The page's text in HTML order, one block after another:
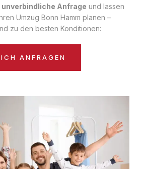
unverbindliche Anfrage und lassen
Umzug Bonn Hamm planen –
zu den besten Konditionen:
ANFRAGEN